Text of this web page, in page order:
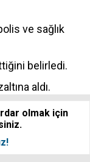
ve sağlık
belirledi.
aldı.
olmak için